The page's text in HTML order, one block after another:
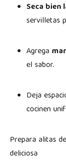
Seca bien
servilletas
Agrega
el sabor.
Deja
cocinen
Prepara alitas
deliciosa